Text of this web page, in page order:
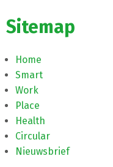
Sitemap
Home
Smart
Work
Place
Health
Circular
Nieuwsbrief